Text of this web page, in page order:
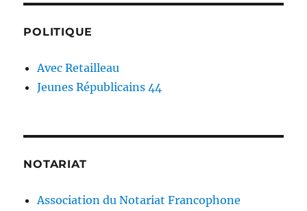
POLITIQUE
Avec Retailleau
Jeunes Républicains 44
NOTARIAT
Association du Notariat Francophone